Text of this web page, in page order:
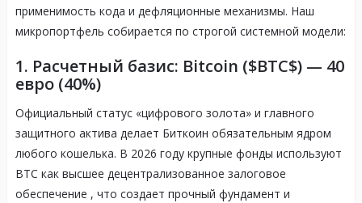
применимость кода и дефляционные механизмы. Наш
микропортфель собирается по строгой системной модели:
1. Расчетный базис: Bitcoin ($BTC$) — 40
евро (40%)
Официальный статус «цифрового золота» и главного
защитного актива делает Биткоин обязательным ядром
любого кошелька. В 2026 году крупные фонды используют
BTC как высшее децентрализованное залоговое
обеспечение , что создает прочный фундамент и